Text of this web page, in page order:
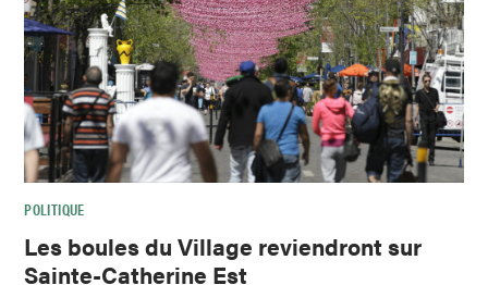
POLITIQUE
Les boules du Village reviendront sur
Sainte-Catherine Est